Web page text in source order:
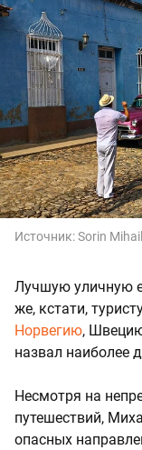
Источник:Sorin
Лучшую уличную
же, кстати,
Норвегию,
назвал наиболее
Несмотря на
путешествий,
опасных